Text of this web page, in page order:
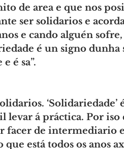
de area e que nos
ser solidarios e
e cando alguén
é un signo dunha
é sa”.
‘Solidariedade’
á práctica. Por iso
facer de intermediario
está todos os anos